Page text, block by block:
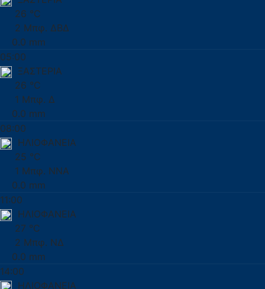
26 °C
2 Μπφ. ΔΒΔ
0.0 mm
05:00
ΞΑΣΤΕΡΙΑ
26 °C
1 Μπφ. Δ
0.0 mm
08:00
ΗΛΙΟΦΑΝΕΙΑ
25 °C
1 Μπφ. ΝΝΑ
0.0 mm
11:00
ΗΛΙΟΦΑΝΕΙΑ
27 °C
2 Μπφ. ΝΔ
0.0 mm
14:00
ΗΛΙΟΦΑΝΕΙΑ